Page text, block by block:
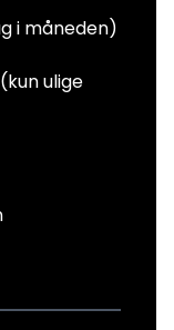
i måneden)
ulige